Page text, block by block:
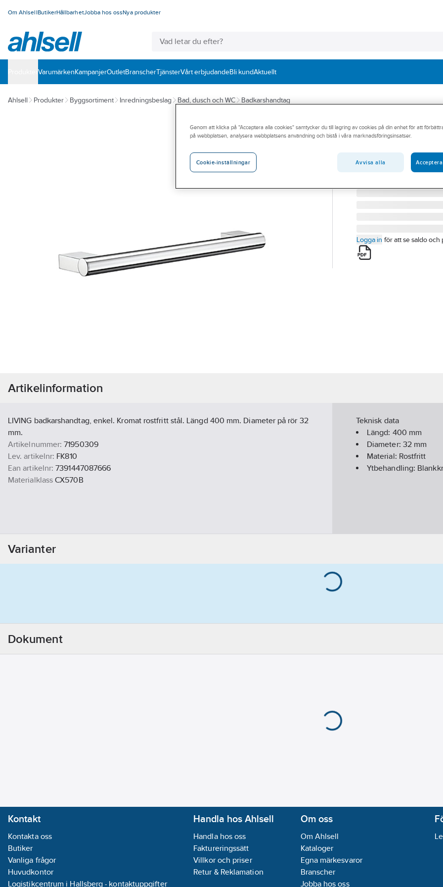
Om AhlsellButikerHållbarhetJobba hos ossNya produkter
VarumärkenKampanjerOutletBranscherTjänsterVårt erbjudandeBli kundAktuellt
Ahlsell Produkter Byggsortiment Inredningsbeslag Bad, dusch och WC Badkarshandtag
SMEDBO
BADKARSHANDTAG
Artikelnummer:
71950309
FK810
Logga in för att se saldo och
Artikelinformation
LIVING badkarshandtag, enkel. Kromat rostfritt stål. Längd 400 mm. Diameter på rör 32
mm.
Artikelnummer: 71950309
Lev. artikelnr: FK810
Ean artikelnr: 7391447087666
Materialklass CX570B
Teknisk data
Längd: 400 mm
Diameter: 32mm
Material: Rostfritt
Ytbehandling:
Varianter
Dokument
Kontakt
Kontakta oss
Butiker
Vanliga frågor
Huvudkontor
Logistikcentrum i Hallsberg - kontaktuppgifter
Handla hos Ahlsell
Handla hos oss
Faktureringssätt
Villkor och priser
Retur & Reklamation
Om oss
Om Ahlsell
Kataloger
Egna märkesvaror
Branscher
Jobba hos oss
Genom att klicka på "Acceptera alla cookies" samtycker du till lagring av cookies på din enhet för att
på webbplatsen, analysera webbplatsens användning och bistå i våra marknadsföringsinsatser.
Cookie-inställningar Avvisa alla